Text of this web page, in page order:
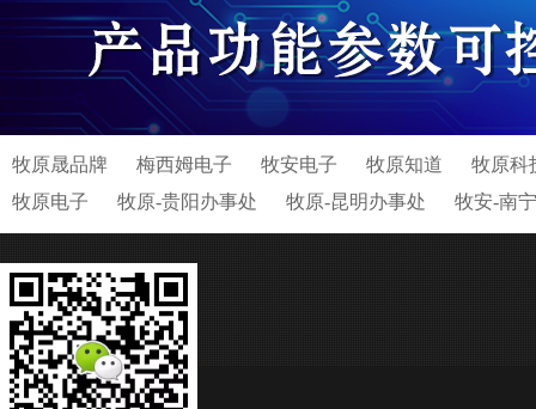
牧原晟品牌 梅西姆电子 牧安电子 牧原知道
牧原科
牧原电子
牧原-贵阳办事处 牧原-昆明办事处 牧安-南